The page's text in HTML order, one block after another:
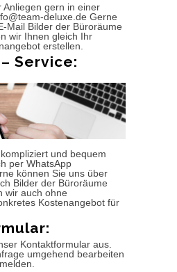
Anliegen gern in einer
deluxe.de Gerne
Mail Bilder der Büroräume
wir Ihnen gleich Ihr
erstellen.
Service:
und bequem
per WhatsApp
können Sie uns über
Bilder der Büroräume
wir auch ohne
Kostenangebot für
Kontaktformular aus.
umgehend bearbeiten